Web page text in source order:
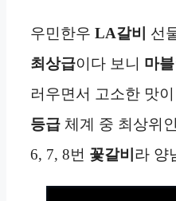
우민한우 LA갈비
선
최상급이다 보니 마블
러우면서 고소한 맛
등급 체계 중 최상위인
6, 7, 8번 꽃갈비 라 양